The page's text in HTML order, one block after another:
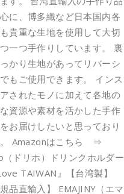
に、博多織など日本国内各
貴重な生地を使用して大切
一つ手作りしています。 裏
かり生地があってリバーシ
もご使用できます。 インス
されたモノに加えて各地の
資源や素材を活かした手作
お届けしたいと思っており
。 Amazonはこちら ⇒
（ドリホ）ドリンクホルダー
TAIWAN』【台湾製】
規品直輸入】 EMAJINY（エマ